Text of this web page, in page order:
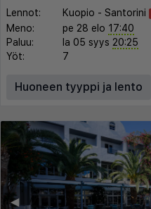
Lennot: Kuopio - Santorini
Meno: pe 28 elo 17:40
Paluu:
la 05 syys 20:25
Yöt:
7
Huoneen tyyppi ja lento
◀︎